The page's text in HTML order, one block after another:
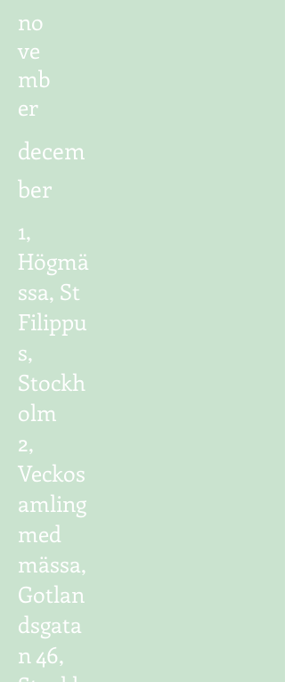
no
ve
mb
er
decem
ber
1,
Högmä
ssa, St
Filippu
s,
Stockh
olm
2,
Veckos
amling
med
mässa,
Gotlan
dsgata
n 46,